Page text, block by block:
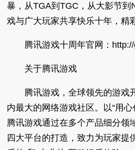
暴，从TGA到TGC，从大影节
戏与广大玩家共享快乐十年，精
腾讯游戏十周年官网：http://
关于腾讯游戏
腾讯游戏，全球领先的游戏
内最大的网络游戏社区。以“用心
腾讯游戏通过在多个产品细分领
四大平台的打造，致力为玩家提